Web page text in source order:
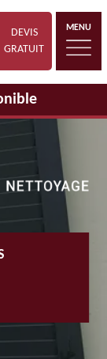
DEVIS
GRATUIT
MENU